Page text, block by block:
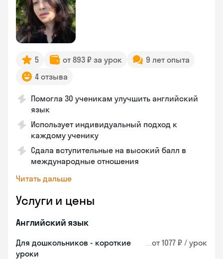
5 от 893 ₽ за урок
9 лет опыта
4 отзыва
Помогла 30 ученикам улучшить английский
язык
Использует индивидуальный подход к
каждому ученику
Сдала вступительные на высокий балл в
международные отношения
Читать дальше
Услуги и цены
Английский язык
Для дошкольников - короткие
уроки
от 1077 ₽ / урок